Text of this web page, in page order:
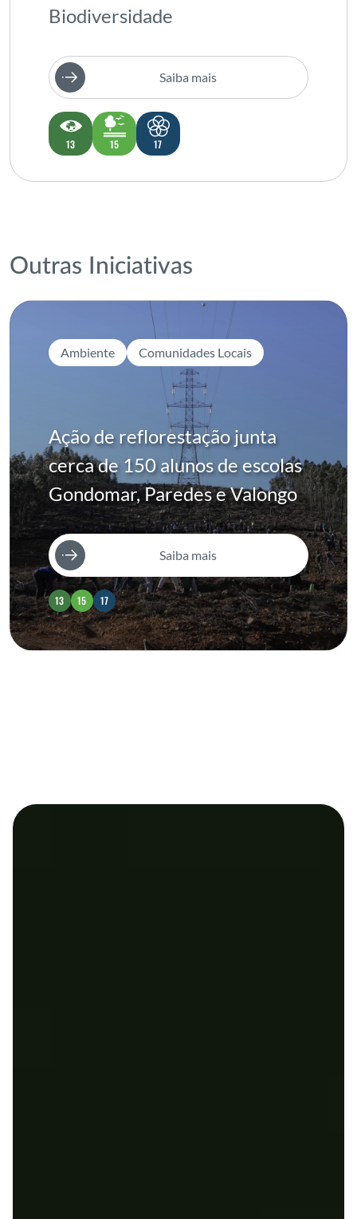
Biodiversidade
Saiba mais
13 15 17
Outras Iniciativas
Ambiente Comunidades Locais
Ação de reflorestação junta
cerca de 150 alunos de escolas
Gondomar, Paredes e Valongo
Saiba mais
13 15 17